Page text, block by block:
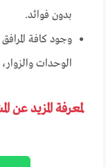
بدون فوائد.
وجود كافة
الوحدات
لمعرفة المزيد عن